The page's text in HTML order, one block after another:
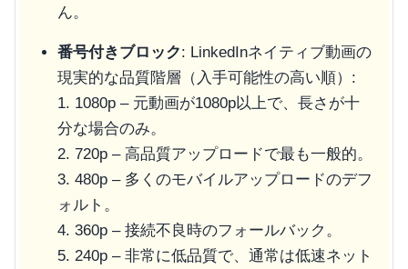
ん。
番号付きブロック: LinkedInネイティブ動画の
現実的な品質階層（入手可能性の高い順）:
1. 1080p – 元動画が1080p以上で、長さが十
分な場合のみ。
2. 720p – 高品質アップロードで最も一般的。
3. 480p – 多くのモバイルアップロードのデフ
ォルト。
4. 360p – 接続不良時のフォールバック。
5. 240p – 非常に低品質で、通常は低速ネット